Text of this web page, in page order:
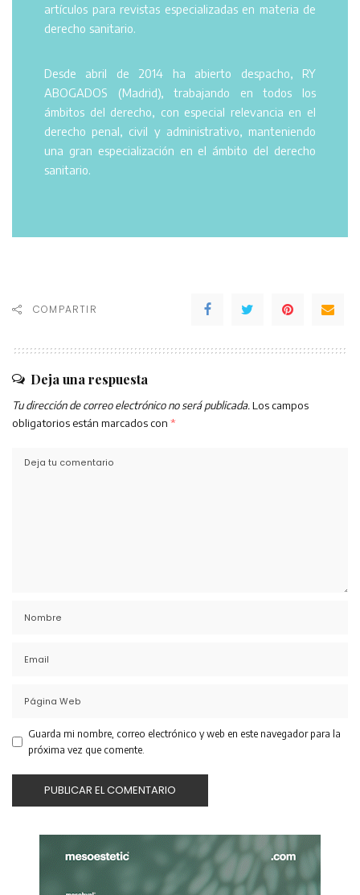
artículos para revistas especializadas en materia de
derecho sanitario.
Desde abril de 2014 ha abierto despacho, RY
ABOGADOS (Madrid), trabajando en todos los
ámbitos del derecho, con especial relevancia en el
derecho penal, civil y administrativo, manteniendo
una gran especialización en el ámbito del derecho
sanitario.
COMPARTIR
Deja una respuesta
Tu dirección de correo electrónico no será publicada. Los campos
obligatorios están marcados con *
Guarda mi nombre, correo electrónico y web en este navegador para la
próxima vez que comente.